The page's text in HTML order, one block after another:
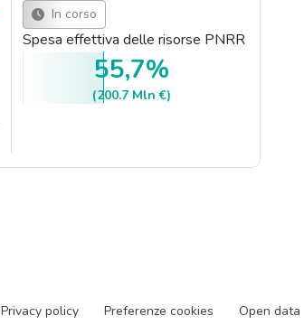
In corso
Spesa effettiva delle risorse PNRR
55,7%
(200.7 Mln €)
Privacy policy Preferenze cookies Open data